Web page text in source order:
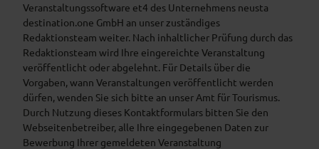
Veranstaltungssoftware et4 des Unternehmens neusta
destination.one GmbH an unser zuständiges
Redaktionsteam weiter. Nach inhaltlicher Prüfung durch das
Redaktionsteam wird Ihre eingereichte Veranstaltung
veröffentlicht oder abgelehnt. Für Details über die
Vorgaben, wann Veranstaltungen veröffentlicht werden
dürfen, wenden Sie sich bitte an unser Amt für Tourismus.
Durch Nutzung dieses Kontaktformulars bitten Sie den
Webseitenbetreiber, alle Ihre eingegebenen Daten zur
Bewerbung Ihrer gemeldeten Veranstaltung